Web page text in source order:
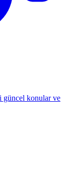
güncel konular ve